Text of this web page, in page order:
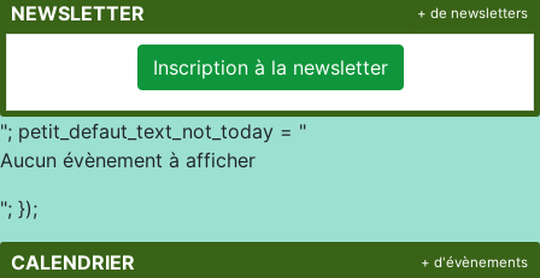
NEWSLETTER
Inscription à la newsletter
+ de newsletters
"; petit_defaut_text_not_today = "
Aucun évènement à afficher
"; });
CALENDRIER + d'évènements